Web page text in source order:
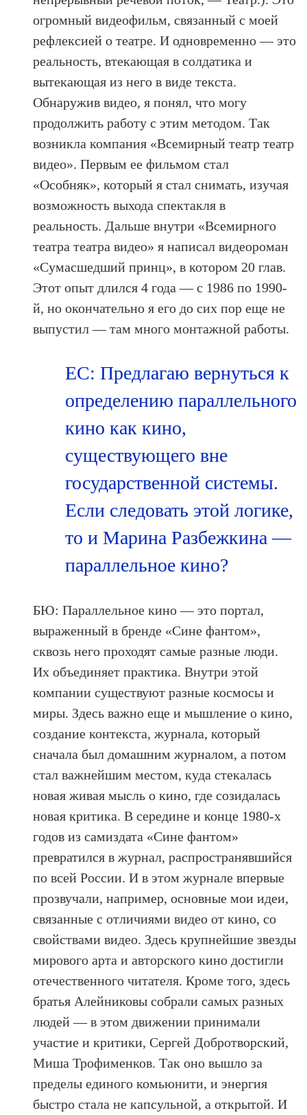
огромный видеофильм, связанный с моей
рефлексией о театре. И одновременно — это
реальность, втекающая в солдатика и
вытекающая из него в виде текста.
Обнаружив видео, я понял, что могу
продолжить работу с этим методом. Так
возникла компания «Всемирный театр театр
видео». Первым ее фильмом стал
«Особняк», который я стал снимать, изучая
возможность выхода спектакля в
реальность. Дальше внутри «Всемирного
театра театра видео» я написал видеороман
«Сумасшедший принц», в котором 20 глав.
Этот опыт длился 4 года — с 1986 по 1990-
й, но окончательно я его до сих пор еще не
выпустил — там много монтажной работы.
ЕС: Предлагаю вернуться к
определению параллельного
кино как кино,
существующего вне
государственной системы.
Если следовать этой логике,
то и Марина Разбежкина —
параллельное кино?
БЮ: Параллельное кино — это портал,
выраженный в бренде «Сине фантом»,
сквозь него проходят самые разные люди.
Их объединяет практика. Внутри этой
компании существуют разные космосы и
миры. Здесь важно еще и мышление о кино,
создание контекста, журнала, который
сначала был домашним журналом, а потом
стал важнейшим местом, куда стекалась
новая живая мысль о кино, где созидалась
новая критика. В середине и конце 1980-х
годов из самиздата «Сине фантом»
превратился в журнал, распространявшийся
по всей России. И в этом журнале впервые
прозвучали, например, основные мои идеи,
связанные с отличиями видео от кино, со
свойствами видео. Здесь крупнейшие звезды
мирового арта и авторского кино достигли
отечественного читателя. Кроме того, здесь
братья Алейниковы собрали самых разных
людей — в этом движении принимали
участие и критики, Сергей Добротворский,
Миша Трофименков. Так оно вышло за
пределы единого комьюнити, и энергия
быстро стала не капсульной, а открытой. И